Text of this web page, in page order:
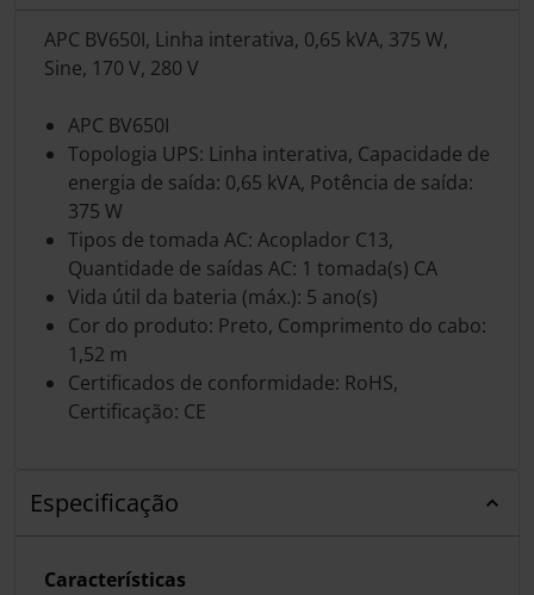
APC BV650I, Linha interativa, 0,65 kVA, 375 W,
Sine, 170 V, 280 V
APC BV650I
Topologia UPS: Linha interativa, Capacidade de
energia de saída: 0,65 kVA, Potência de saída:
375 W
Tipos de tomada AC: Acoplador C13,
Quantidade de saídas AC: 1 tomada(s) CA
Vida útil da bateria (máx.): 5 ano(s)
Cor do produto: Preto, Comprimento do cabo:
1,52 m
Certificados de conformidade: RoHS,
Certificação: CE
Especificação
Características